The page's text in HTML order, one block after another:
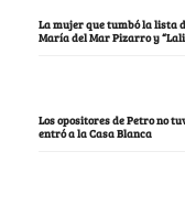
La mujer que tumbó la lista
María del Mar Pizarro y
Los opositores de Petro no
entró a la Casa Blanca